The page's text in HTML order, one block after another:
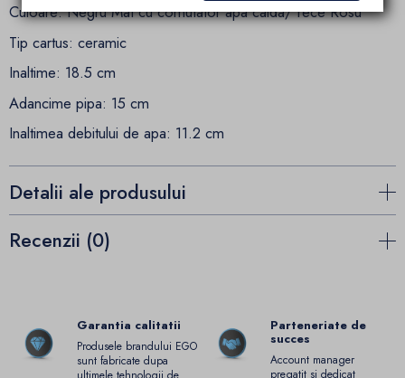
Culoare: Negru Mat cu comutator apa calda/ rece Rosu
Tip cartus: ceramic
Inaltime: 18.5 cm
Adancime pipa: 15 cm
Inaltimea debitului de apa: 11.2 cm
Detalii ale produsului
Recenzii (0)
Garantia calitatii
Produsele brandului EGO
sunt fabricate dupa
Parteneriate de
succes
Account manager
pregatit si dedicat